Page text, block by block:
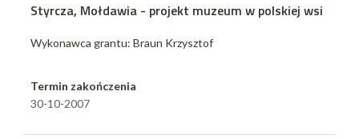
Styrcza, Mołdawia - projekt muzeum w polskiej wsi
Wykonawca grantu: Braun Krzysztof
Termin zakończenia
30-10-2007